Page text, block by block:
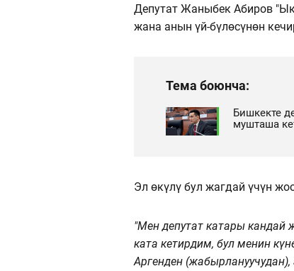
Депутат Жаныбек Абиров
жана анын үй-бүлөсүнөн
Тема боюнча:
Бишкекте
мушташа
Эл өкүлү бул жагдай үчүн
"Мен депутат катары
ката кетирдим, бул менин
Аргенден